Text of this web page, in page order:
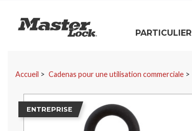
Master Lock
PARTICULIER
Accueil Cadenas pour une utilisation commerciale
ENTREPRISE